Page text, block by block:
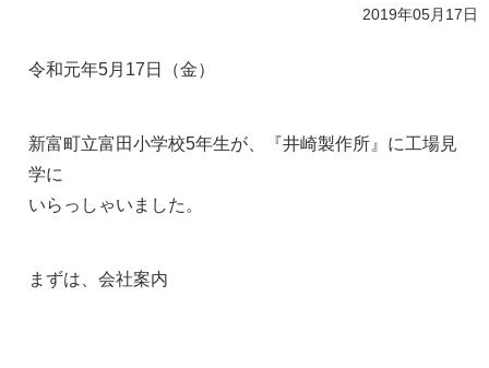
2019年05月17日
令和元年5月17日（金）
新富町立富田小学校5年生が、『井崎製作所』に工場見
学に
いらっしゃいました。
まずは、会社案内